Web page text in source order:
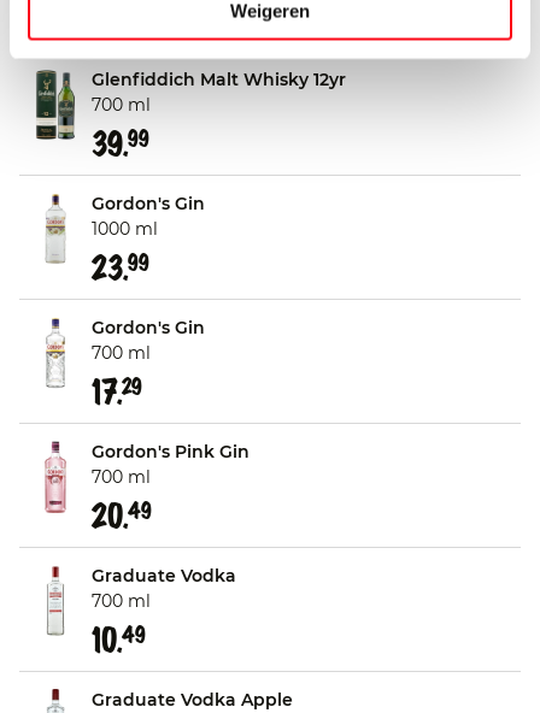
Weigeren
Glenfiddich Malt Whisky 12yr
700 ml
39.99
Gordon's Gin
1000 ml
23.99
Gordon's Gin
700 ml
17.29
Gordon's Pink Gin
700 ml
20.49
Graduate Vodka
700 ml
10.49
Graduate Vodka Apple